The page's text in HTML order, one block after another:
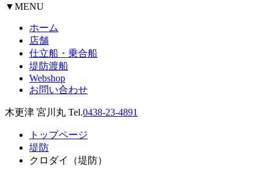
▼MENU
ホーム
店舗
仕立船・乗合船
堤防渡船
Webshop
お問い合わせ
木更津 宮川丸 Tel.0438-23-4891
トップページ
堤防
クロダイ（堤防）